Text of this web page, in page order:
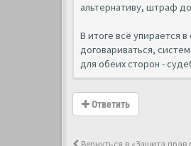
альтернативу, штраф
В итоге всё упирается
договариваться,
для обеих сторон -
Ответить